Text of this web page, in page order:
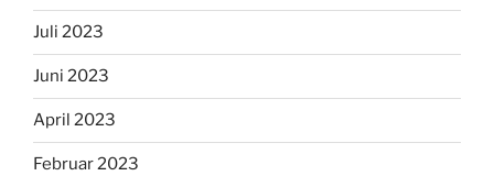
Juli 2023
Juni 2023
April 2023
Februar 2023